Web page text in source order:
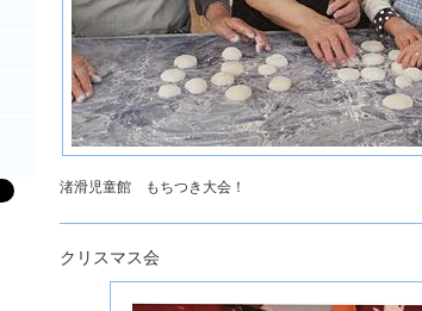
渚滑児童館 もちつき大会！
クリスマス会